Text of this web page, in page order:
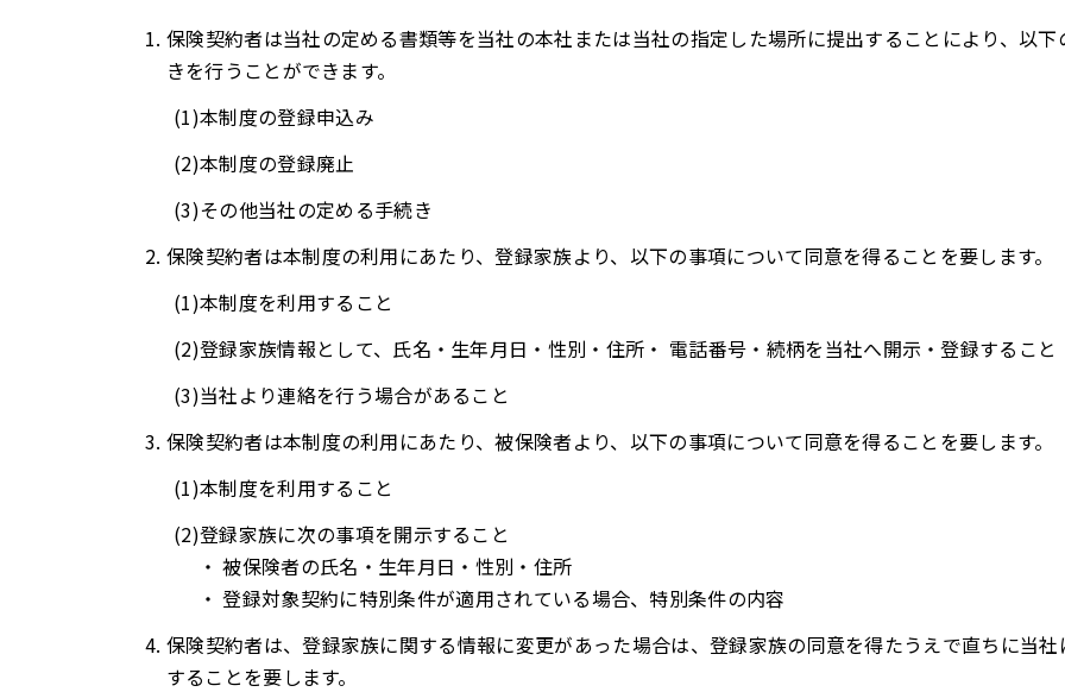
保険契約者は当社の定める書類等を当社の本社または当社の指定した場所に提出することにより、以下
きを行うことができます。
本制度の登録申込み
本制度の登録廃止
その他当社の定める手続き
保険契約者は本制度の利用にあたり、登録家族より、以下の事項について同意を得ることを要します。
本制度を利用すること
登録家族情報として、氏名・生年月日・性別・住所・ 電話番号・続柄を当社へ開示・登録すること
当社より連絡を行う場合があること
保険契約者は本制度の利用にあたり、被保険者より、以下の事項について同意を得ることを要します。
本制度を利用すること
登録家族に次の事項を開示すること
・ 被保険者の氏名・生年月日・性別・住所
・ 登録対象契約に特別条件が適用されている場合、特別条件の内容
保険契約者は、登録家族に関する情報に変更があった場合は、登録家族の同意を得たうえで直ちに当社
することを要します。